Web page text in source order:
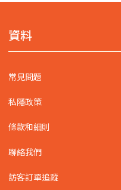
資料
常見問題
私隱政策
條款和細則
聯絡我們
訪客訂單追蹤